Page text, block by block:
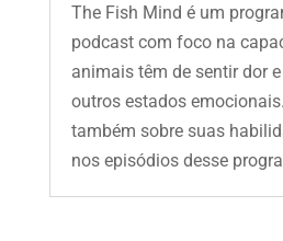
The Fish Mind é um
podcast com foco na
animais têm de sentir dor
outros estados
também sobre suas
nos episódios desse